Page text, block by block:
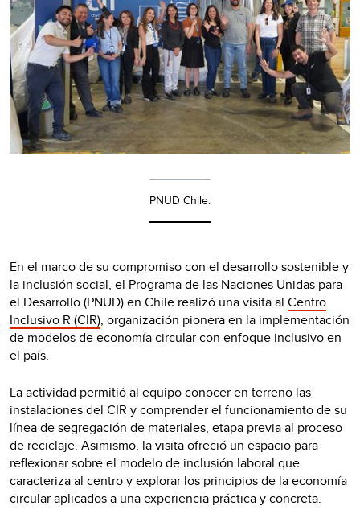
PNUD Chile.
En el marco de su compromiso con el desarrollo sostenible y
la inclusión social, el Programa de las Naciones Unidas para
el Desarrollo (PNUD) en Chile realizó una visita al Centro
Inclusivo R (CIR), organización pionera en la implementación
de modelos de economía circular con enfoque inclusivo en
el país.
La actividad permitió al equipo conocer en terreno las
instalaciones del CIR y comprender el funcionamiento de su
línea de segregación de materiales, etapa previa al proceso
de reciclaje. Asimismo, la visita ofreció un espacio para
reflexionar sobre el modelo de inclusión laboral que
caracteriza al centro y explorar los principios de la economía
circular aplicados a una experiencia práctica y concreta.